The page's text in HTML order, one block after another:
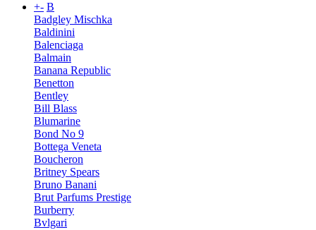
+- B
Badgley Mischka
Baldinini
Balenciaga
Balmain
Banana Republic
Benetton
Bentley
Bill Blass
Blumarine
Bond No 9
Bottega Veneta
Boucheron
Britney Spears
Bruno Banani
Brut Parfums Prestige
Burberry
Bvlgari